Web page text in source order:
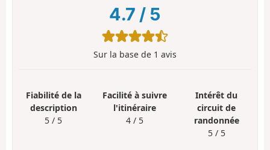
4.7 / 5
Sur la base de 1 avis
Fiabilité de la
description
5 / 5
Facilité à suivre
l'itinéraire
4 / 5
Intérêt du
circuit de
randonnée
5 / 5